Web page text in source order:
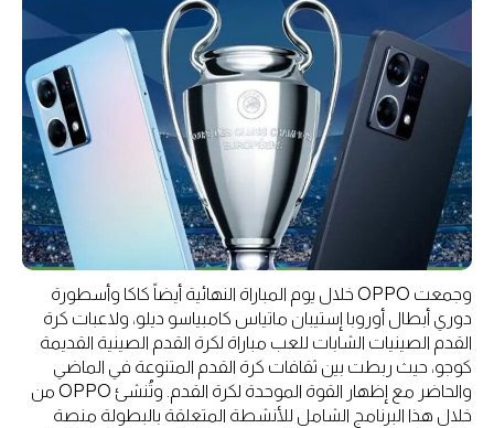
وجمعت OPPO خلال يوم المباراة النهائية أيضاً كاكا وأسطورة
دوري أبطال أوروبا إستيبان ماتياس كامبياسو ديلو، ولاعبات كرة
القدم الصينيات الشابات للعب مباراة لكرة القدم الصينية القديمة
كوجو، حيث ربطت بين ثقافات كرة القدم المتنوعة في الماضي
والحاضر مع إظهار القوة الموحدة لكرة القدم. وتُنشئ OPPO من
خلال هذا البرنامج الشامل للأنشطة المتعلقة بالبطولة منصة